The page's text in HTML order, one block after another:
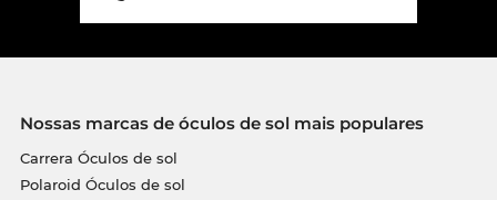
Nossas marcas de óculos de sol mais populares
Carrera Óculos de sol
Polaroid Óculos de sol